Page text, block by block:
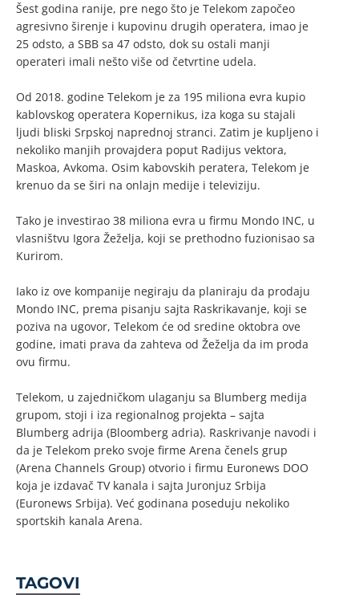
Šest godina ranije, pre nego što je Telekom započeo
agresivno širenje i kupovinu drugih operatera, imao je
25 odsto, a SBB sa 47 odsto, dok su ostali manji
operateri imali nešto više od četvrtine udela.
Od 2018. godine Telekom je za 195 miliona evra kupio
kablovskog operatera Kopernikus, iza koga su stajali
ljudi bliski Srpskoj naprednoj stranci. Zatim je kupljeno i
nekoliko manjih provajdera poput Radijus vektora,
Maskoa, Avkoma. Osim kabovskih peratera, Telekom je
krenuo da se širi na onlajn medije i televiziju.
Tako je investirao 38 miliona evra u firmu Mondo INC, u
vlasništvu Igora Žeželja, koji se prethodno fuzionisao sa
Kurirom.
Iako iz ove kompanije negiraju da planiraju da prodaju
Mondo INC, prema pisanju sajta Raskrikavanje, koji se
poziva na ugovor, Telekom će od sredine oktobra ove
godine, imati prava da zahteva od Žeželja da im proda
ovu firmu.
Telekom, u zajedničkom ulaganju sa Blumberg medija
grupom, stoji i iza regionalnog projekta – sajta
Blumberg adrija (Bloomberg adria). Raskrivanje navodi i
da je Telekom preko svoje firme Arena čenels grup
(Arena Channels Group) otvorio i firmu Euronews DOO
koja je izdavač TV kanala i sajta Juronjuz Srbija
(Euronews Srbija). Već godinana poseduju nekoliko
sportskih kanala Arena.
TAGOVI